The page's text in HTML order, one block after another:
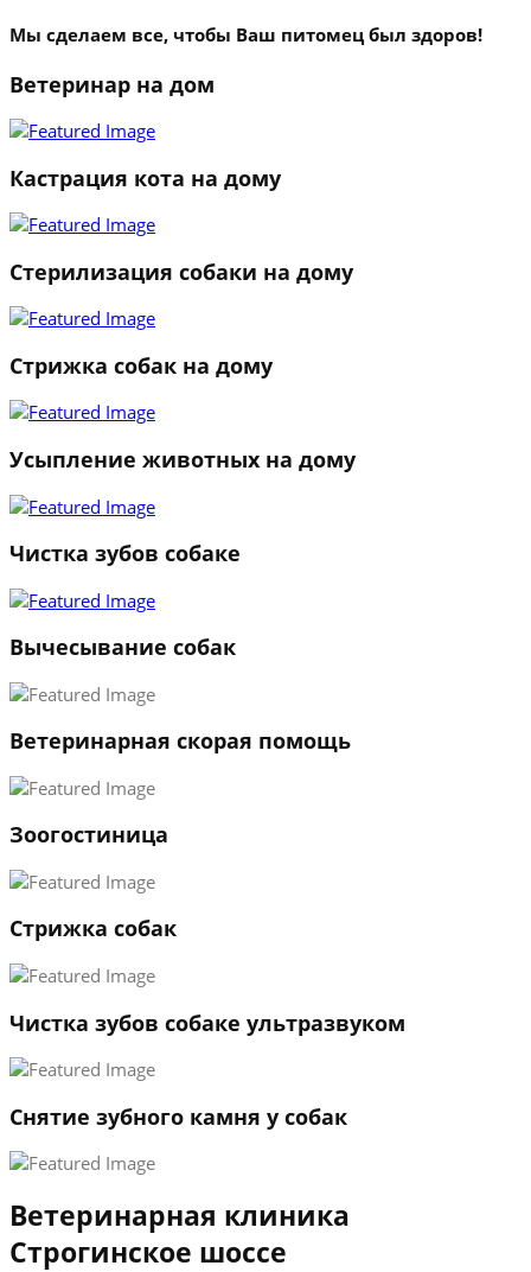
2
→
Мы сделаем все, чтобы Ваш питомец был здоров!
Ветеринар на дом
Кастрация кота на дому
Стерилизация собаки на дому
Стрижка собак на дому
Усыпление животных на дому
Чистка зубов собаке
Вычесывание собак
Ветеринарная скорая помощь
Зоогостиница
Стрижка собак
Чистка зубов собаке ультразвуком
Снятие зубного камня у собак
Ветеринарная клиника
Строгинское шоссе